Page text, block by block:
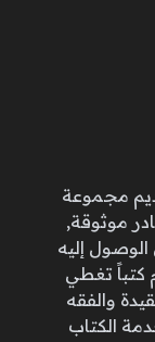
مجموعة
موثوقة,
إليه
كتباً تغطي
والفقه
الكتاب